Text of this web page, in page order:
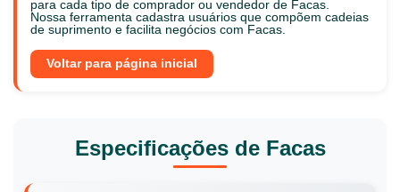
para cada tipo de comprador ou vendedor de Facas.
Nossa ferramenta cadastra usuários que compõem cadeias
de suprimento e facilita negócios com Facas.
Voltar para página inicial
Especificações de Facas